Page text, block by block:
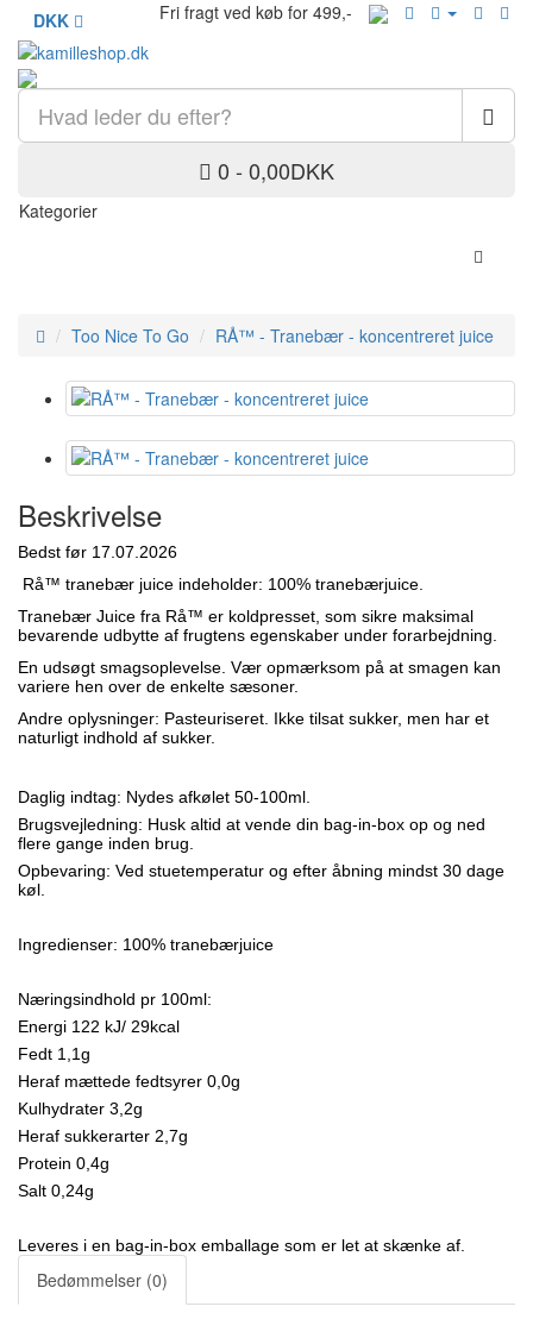
DKK Fri fragt ved køb for 499,-
0 - 0,00DKK
Kategorier
Too Nice To Go RÅ™ - Tranebær - koncentreret juice
Beskrivelse
Bedst før 17.07.2026
Rå™ tranebær juice indeholder: 100% tranebærjuice.
Tranebær Juice fra Rå™ er koldpresset, som sikre maksimal
bevarende udbytte af frugtens egenskaber under forarbejdning.
En udsøgt smagsoplevelse. Vær opmærksom på at smagen kan
variere hen over de enkelte sæsoner.
Andre oplysninger: Pasteuriseret. Ikke tilsat sukker, men har et
naturligt indhold af sukker.
Daglig indtag: Nydes afkølet 50-100ml.
Brugsvejledning: Husk altid at vende din bag-in-box op og ned
flere gange inden brug.
Opbevaring: Ved stuetemperatur og efter åbning mindst 30 dage
køl.
Ingredienser: 100% tranebærjuice
Næringsindhold pr 100ml:
Energi 122 kJ/ 29kcal
Fedt 1,1g
Heraf mættede fedtsyrer 0,0g
Kulhydrater 3,2g
Heraf sukkerarter 2,7g
Protein 0,4g
Salt 0,24g
Leveres i en bag-in-box emballage som er let at skænke af.
Bedømmelser (0)